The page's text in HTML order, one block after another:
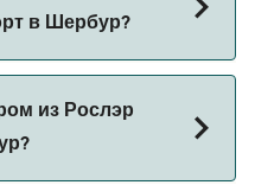
в Шербур?
примерно 19 ч.
меняться в
из Рослэр